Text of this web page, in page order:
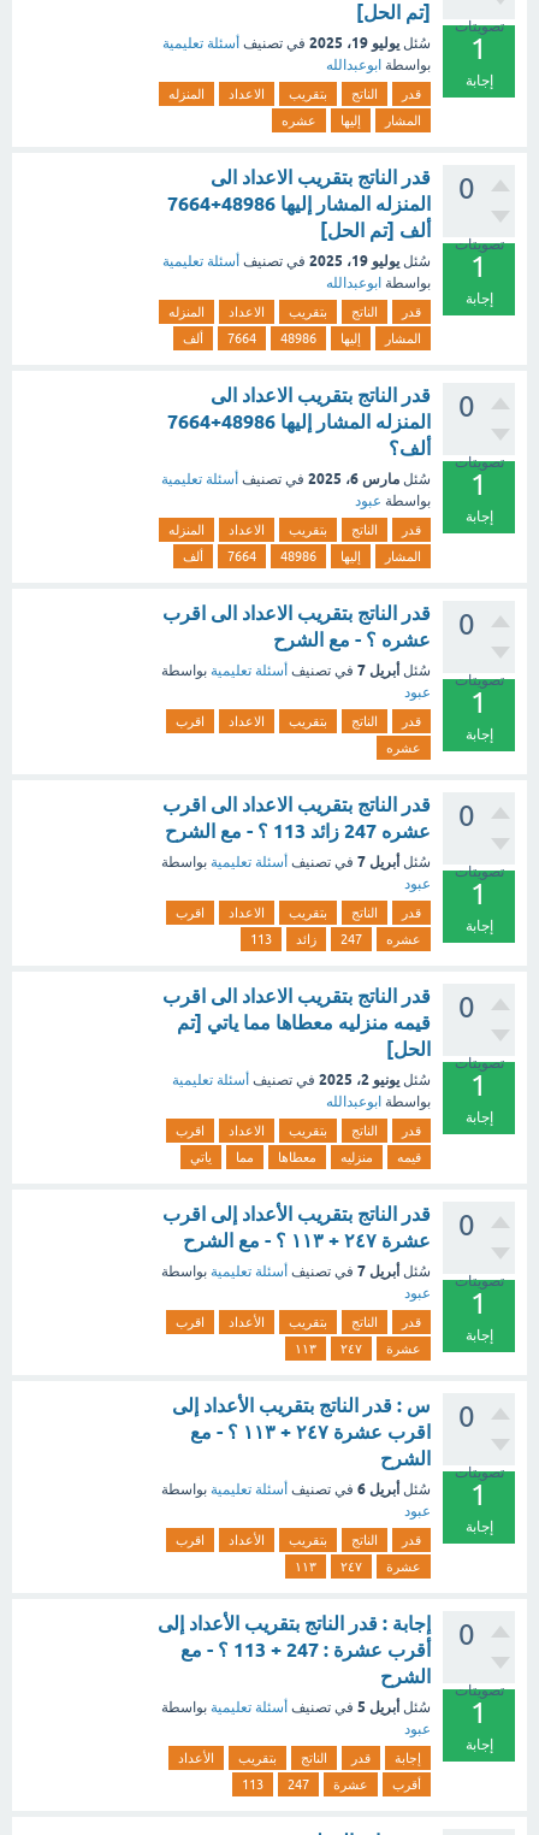
تصويتات
1
إجابة
[تم الحل]
سُئل يوليو 19، 2025 في تصنيف أسئلة تعليمية
بواسطة ابوعبدالله
قدر الناتج بتقريب الاعداد
المنزله
المشار
إليها عشره
0
تصويتات
1
إجابة
قدر الناتج بتقريب الاعداد الى
المنزله المشار إليها 48986+7664
ألف [تم الحل]
سُئل يوليو 19، 2025 في تصنيف أسئلة تعليمية
بواسطة ابوعبدالله
قدر الناتج بتقريب الاعداد
المنزله
المشار
إليها 48986
7664 ألف
0
تصويتات
1
إجابة
قدر الناتج بتقريب الاعداد الى
المنزله المشار إليها 48986+7664
ألف؟
سُئل مارس 6، 2025 في تصنيف أسئلة تعليمية
بواسطة عبود
قدر الناتج بتقريب الاعداد
المنزله
المشار
إليها 48986
7664 ألف
0
تصويتات
1
إجابة
قدر الناتج بتقريب الاعداد الى اقرب
عشره ؟ - مع الشرح
سُئل أبريل 7 في تصنيف أسئلة تعليمية بواسطة
عبود
قدر الناتج بتقريب الاعداد
اقرب
عشره
0
تصويتات
1
إجابة
قدر الناتج بتقريب الاعداد الى اقرب
عشره 247 زائد 113 ؟ - مع الشرح
سُئل أبريل 7 في تصنيف أسئلة تعليمية بواسطة
عبود
قدر الناتج بتقريب الاعداد
اقرب
عشره
247 زائد 113
0
تصويتات
1
إجابة
قدر الناتج بتقريب الاعداد الى اقرب
قيمه منزليه معطاها مما ياتي [تم
الحل]
سُئل يونيو 2، 2025 في تصنيف أسئلة تعليمية
بواسطة ابوعبدالله
قدر الناتج بتقريب الاعداد
اقرب
قيمه
منزليه معطاها مما ياتي
0
تصويتات
1
إجابة
قدر الناتج بتقريب الأعداد إلى اقرب
عشرة ٢٤٧ + ١١٣ ؟ - مع الشرح
سُئل أبريل 7 في تصنيف أسئلة تعليمية بواسطة
عبود
قدر الناتج بتقريب الأعداد
اقرب
عشرة
٢٤٧ ١١٣
0
تصويتات
1
إجابة
س : قدر الناتج بتقريب الأعداد إلى
اقرب عشرة ٢٤٧ + ١١٣ ؟ - مع
الشرح
سُئل أبريل 6 في تصنيف أسئلة تعليمية بواسطة
عبود
قدر الناتج بتقريب الأعداد
اقرب
عشرة
٢٤٧ ١١٣
0
تصويتات
1
إجابة
إجابة : قدر الناتج بتقريب الأعداد إلى
أقرب عشرة : 247 + 113 ؟ - مع
الشرح
سُئل أبريل 5 في تصنيف أسئلة تعليمية بواسطة
عبود
إجابة قدر الناتج بتقريب
الأعداد
أقرب
عشرة 247
113